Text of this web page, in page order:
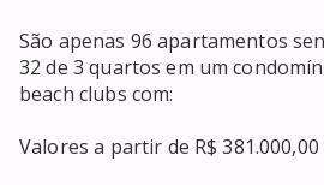
São apenas 96 apartamentos
32 de 3 quartos em um
beach clubs com:
Valores a partir de R$ 381.000,00